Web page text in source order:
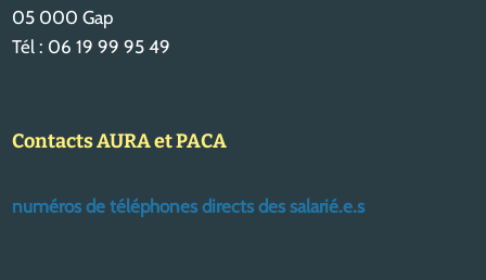
05 000 Gap
Tél : 06 19 99 95 49
Contacts AURA et PACA
numéros de téléphones directs des salarié.e.s